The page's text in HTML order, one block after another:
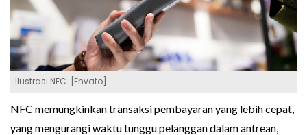
Ilustrasi NFC. [Envato]
NFC memungkinkan transaksi pembayaran yang lebih cepat,
yang mengurangi waktu tunggu pelanggan dalam antrean,